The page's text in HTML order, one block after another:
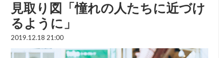
見取り図「憧れの人たちに近づけ
るように」
2019.12.18 21:00